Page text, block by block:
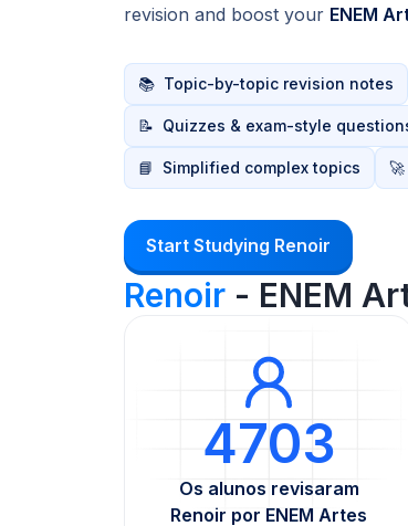
revision and boost your ENEM
📚 Topic-by-topic revision notes
📝 Quizzes & exam-style
📘 Simplified complex topics 🚀
Start Studying Renoir
Renoir - ENEM
4703
Os alunos revisaram
Renoir por ENEM Artes